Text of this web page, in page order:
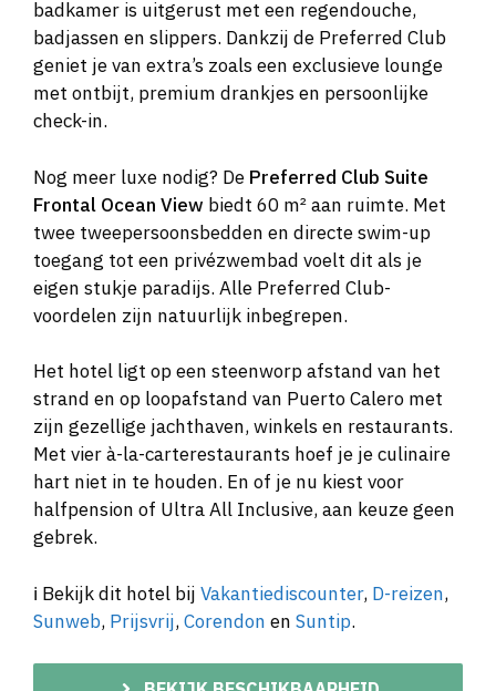
badkamer is uitgerust met een regendouche,
badjassen en slippers. Dankzij de Preferred Club
geniet je van extra’s zoals een exclusieve lounge
met ontbijt, premium drankjes en persoonlijke
check-in.
Nog meer luxe nodig? De Preferred Club Suite
Frontal Ocean View biedt 60 m² aan ruimte. Met
twee tweepersoonsbedden en directe swim-up
toegang tot een privézwembad voelt dit als je
eigen stukje paradijs. Alle Preferred Club-
voordelen zijn natuurlijk inbegrepen.
Het hotel ligt op een steenworp afstand van het
strand en op loopafstand van Puerto Calero met
zijn gezellige jachthaven, winkels en restaurants.
Met vier à-la-carterestaurants hoef je je culinaire
hart niet in te houden. En of je nu kiest voor
halfpension of Ultra All Inclusive, aan keuze geen
gebrek.
ℹ️ Bekijk dit hotel bij Vakantiediscounter, D-reizen,
Sunweb, Prijsvrij,Corendon en Suntip.